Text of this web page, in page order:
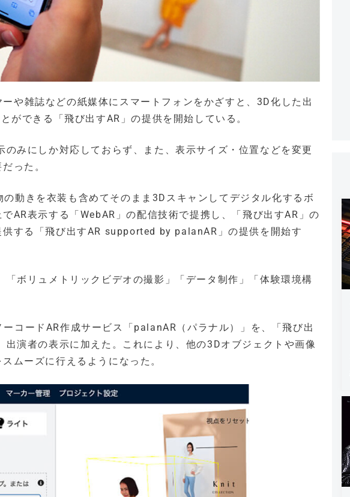
や雑誌などの紙媒体にスマートフォンをかざすと、3D化した出
ができる「飛び出すAR」の提供を開始している。
みにしか対応しておらず、また、表示サイズ・位置などを変更
った。
動きを衣装も含めてそのまま3Dスキャンしてデジタル化するボ
AR表示する「WebAR」の配信技術で提携し、「飛び出すAR」の
する「飛び出すAR supported by palanAR」の提供を開始す
ボリュメトリックビデオの撮影」「データ制作」「体験環境構
コードAR作成サービス「palanAR（パラナル）」を、「飛び出
演者の表示に加えた。これにより、他の3Dオブジェクトや画像
ムーズに行えるようになった。